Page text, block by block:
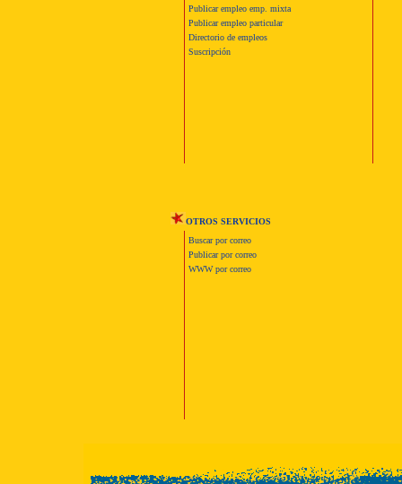
Publicar empleo emp. mixta
Publicar empleo particular
Directorio de empleos
Suscripción
OTROS SERVICIOS
Buscar por correo
Publicar por correo
WWW por correo